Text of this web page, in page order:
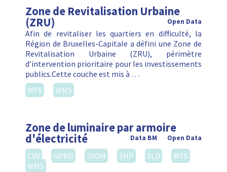
Zone de Revitalisation Urbaine
(ZRU) Open Data
Afin de revitaliser les quartiers en difficulté, la
Région de Bruxelles-Capitale a défini une Zone de
Revitalisation Urbaine (ZRU), périmètre
d’intervention prioritaire pour les investissements
publics.Cette couche est mis à …
WFS
WMS
Zone de luminaire par armoire
d'électricité Open Data
Data BM
CSV GPKG JSON SHP SLD
WFS
WMS